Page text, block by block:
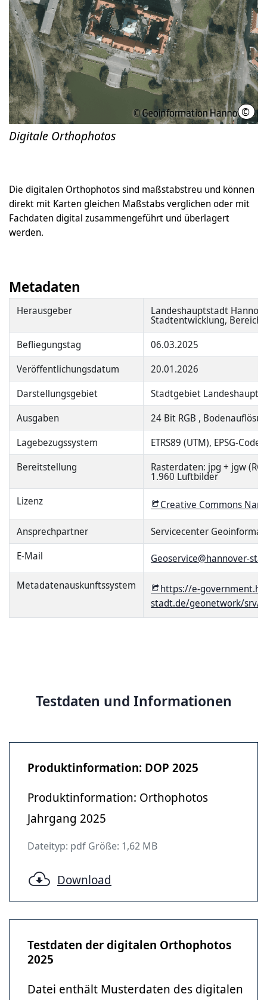
©
Digitale Orthophotos
Die digitalen Orthophotos sind maßstabstreu und können
direkt mit Karten gleichen Maßstabs verglichen oder mit
Fachdaten digital zusammengeführt und überlagert
werden.
Metadaten
Herausgeber Landeshauptstadt
Stadtentwicklung, Bereich
Befliegungstag
06.03.2025
Veröffentlichungsdatum
20.01.2026
Darstellungsgebiet
Stadtgebiet
Ausgaben
24 Bit RGB ,
Lagebezugssystem
ETRS89 (UTM), EPSG-Code
Bereitstellung
Rasterdaten: jpg + jgw
1.960 Luftbilder
Lizenz
Creative Commons
Ansprechpartner
Servicecenter
E-Mail
Geoservice@hannover-
Metadatenauskunftssystem
https://e-
stadt.de/geonetwork/srv/
Testdaten und Informationen
Produktinformation: DOP 2025
Produktinformation: Orthophotos
Jahrgang 2025
Dateityp: pdf Größe: 1,62 MB
Download
Testdaten der digitalen Orthophotos
2025
Datei enthält Musterdaten des digitalen